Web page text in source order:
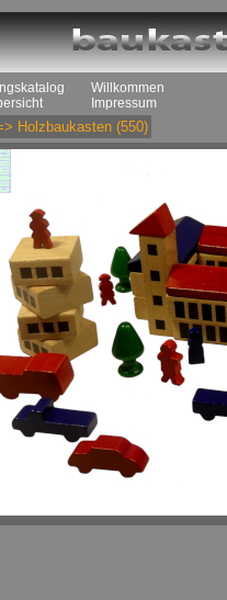
Willkommen
Impressum
Holzbaukasten (550)